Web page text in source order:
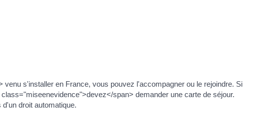
s'installer en France, vous pouvez l'accompagner ou le rejoindre. Si
span> demander une carte de séjour.
droit automatique.